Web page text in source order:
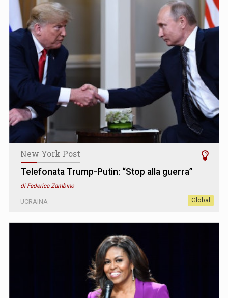
New York Post
Telefonata Trump-Putin: “Stop alla guerra”
di Federica Zambino
UCRAINA Global